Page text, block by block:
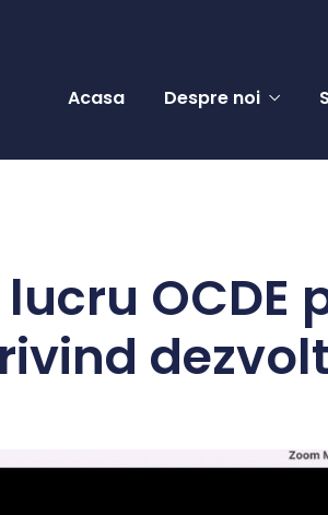
Acasa Despre noi